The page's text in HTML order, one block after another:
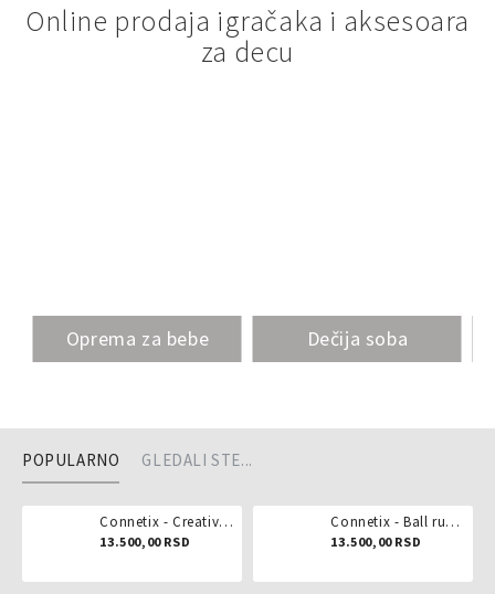
Online prodaja igračaka i aksesoara
za decu
Oprema za bebe Dečija soba
POPULARNO GLEDALI STE...
Connetix - Creative pack 102 dela
13.500,00 RSD
Connetix - Ball run pastel 106 delova
13.500,00 RSD